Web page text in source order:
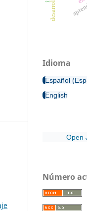
Idioma
Español
English
Open
Número